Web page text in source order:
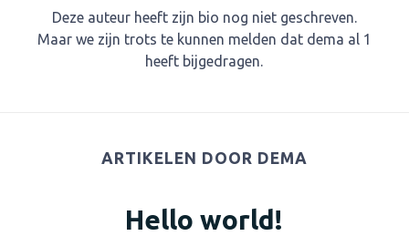
Deze auteur heeft zijn bio nog niet geschreven.
Maar we zijn trots te kunnen melden dat dema al 1
heeft bijgedragen.
ARTIKELEN DOOR DEMA
Hello world!